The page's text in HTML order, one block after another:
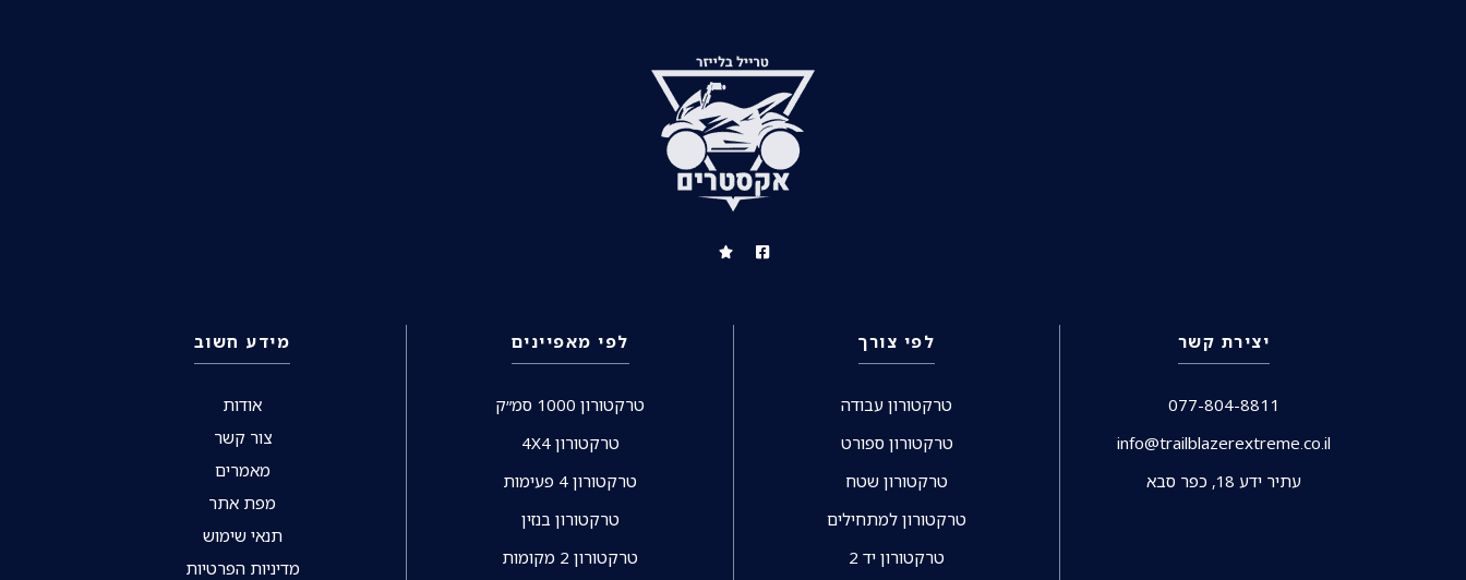
יצירת קשר
077-804-8811
info@trailblazerextreme.co.il
עתיר ידע 18, כפר סבא
לפי צורך
טרקטורון עבודה
טרקטורון ספורט
טרקטורון שטח
טרקטורון למתחילים
טרקטורון יד 2
לפי מאפיינים
טרקטורון 1000 סמ״ק
טרקטורון 4X4
טרקטורון 4 פעימות
טרקטורון בנזין
טרקטורון 2 מקומות
מידע חשוב
אודות
צור קשר
מאמרים
מפת אתר
תנאי שימוש
מדיניות הפרטיות